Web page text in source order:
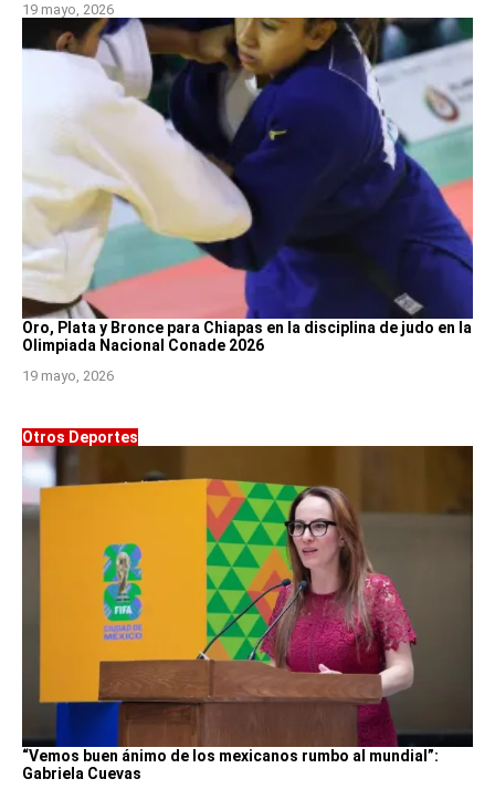
19 mayo, 2026
Oro, Plata y Bronce para Chiapas en la disciplina de judo en la
Olimpiada Nacional Conade 2026
19 mayo, 2026
Otros Deportes
“Vemos buen ánimo de los mexicanos rumbo al mundial”:
Gabriela Cuevas